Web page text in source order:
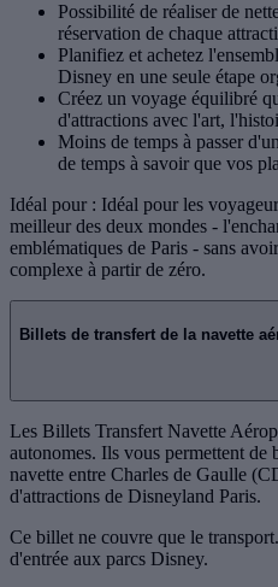
Possibilité de réaliser de
réservation de chaque
Planifiez et achetez
Disney en une seule étape
Créez un voyage équilibré
d'attractions avec l'art,
Moins de temps à passer
de temps à savoir que vos
Idéal pour : Idéal pour les
meilleur des deux mondes -
emblématiques de Paris - sans
complexe à partir de zéro.
Billets de transfert de la navette
Les Billets Transfert Navette
autonomes. Ils vous permettent de
navette entre Charles de Gaulle
d'attractions de Disneyland Paris.
Ce billet ne couvre que le
d'entrée aux parcs Disney.